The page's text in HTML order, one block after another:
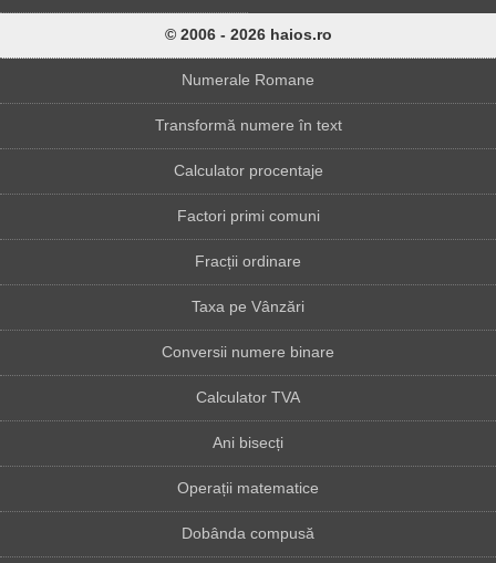
© 2006 - 2026 haios.ro
Numerale Romane
Transformă numere în text
Calculator procentaje
Factori primi comuni
Fracții ordinare
Taxa pe Vânzări
Conversii numere binare
Calculator TVA
Ani bisecți
Operații matematice
Dobânda compusă